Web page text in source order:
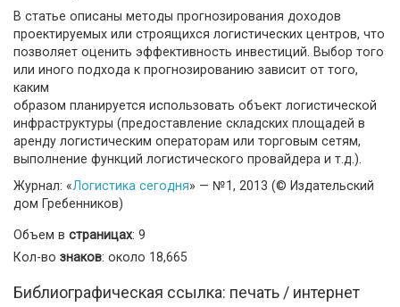
В статье описаны методы прогнозирования доходов
проектируемых или строящихся логистических центров, что
позволяет оценить эффективность инвестиций. Выбор того
или иного подхода к прогнозированию зависит от того,
каким
образом планируется использовать объект логистической
инфраструктуры (предоставление складских площадей в
аренду логистическим операторам или торговым сетям,
выполнение функций логистического провайдера и т.д.).
Журнал: «Логистика сегодня» — №1, 2013 (© Издательский
дом Гребенников)
Объем в страницах: 9
Кол-во знаков: около 18,665
Библиографическая ссылка: печать / интернет